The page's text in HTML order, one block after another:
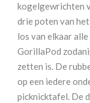
kogelgewrichten
drie poten van
los van elkaar
GorillaPod
zetten is. De
op een iedere
picknicktafel. De